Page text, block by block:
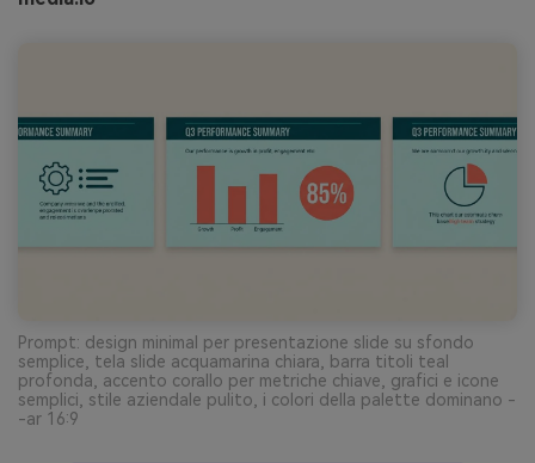
Prompt: design minimal per presentazione slide su sfondo
semplice, tela slide acquamarina chiara, barra titoli teal
profonda, accento corallo per metriche chiave, grafici e icone
semplici, stile aziendale pulito, i colori della palette dominano -
-ar 16:9